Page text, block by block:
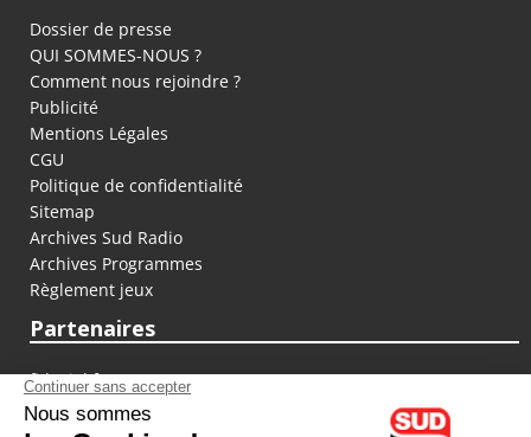
Dossier de presse
QUI SOMMES-NOUS ?
Comment nous rejoindre ?
Publicité
Mentions Légales
CGU
Politique de confidentialité
Sitemap
Archives Sud Radio
Archives Programmes
Règlement jeux
Partenaires
fiducial.fr
lyoncapitale.fr